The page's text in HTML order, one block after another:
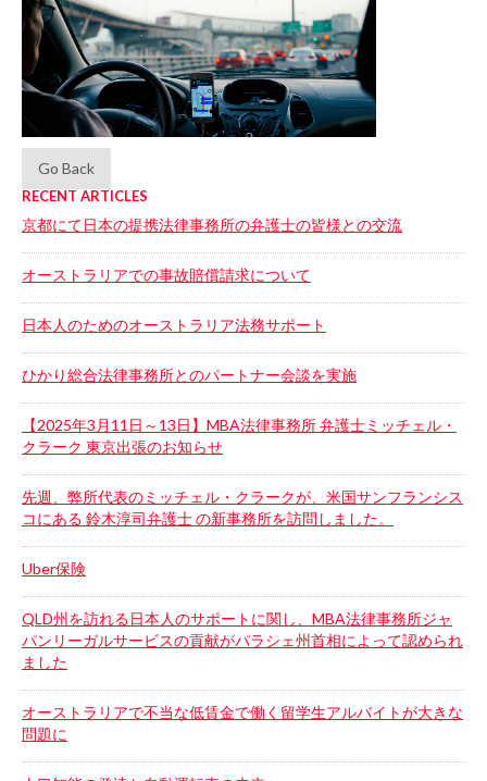
Go Back
RECENT ARTICLES
京都にて日本の提携法律事務所の弁護士の皆様との交流
オーストラリアでの事故賠償請求について
日本人のためのオーストラリア法務サポート
ひかり総合法律事務所とのパートナー会談を実施
【2025年3月11日～13日】MBA法律事務所 弁護士ミッチェル・
クラーク 東京出張のお知らせ
先週、弊所代表のミッチェル・クラークが、米国サンフランシス
コにある 鈴木淳司弁護士 の新事務所を訪問しました。
Uber保険
QLD州を訪れる日本人のサポートに関し、MBA法律事務所ジャ
パンリーガルサービスの貢献がパラシェ州首相によって認められ
ました
オーストラリアで不当な低賃金で働く留学生アルバイトが大きな
問題に